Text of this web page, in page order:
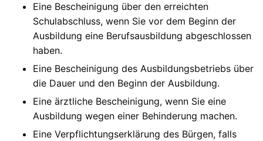
Eine Bescheinigung über den erreichten
Schulabschluss, wenn Sie vor dem Beginn der
Ausbildung eine Berufsausbildung abgeschlossen
haben.
Eine Bescheinigung des Ausbildungsbetriebs über
die Dauer und den Beginn der Ausbildung.
Eine ärztliche Bescheinigung, wenn Sie eine
Ausbildung wegen einer Behinderung machen.
Eine Verpflichtungserklärung des Bürgen, falls